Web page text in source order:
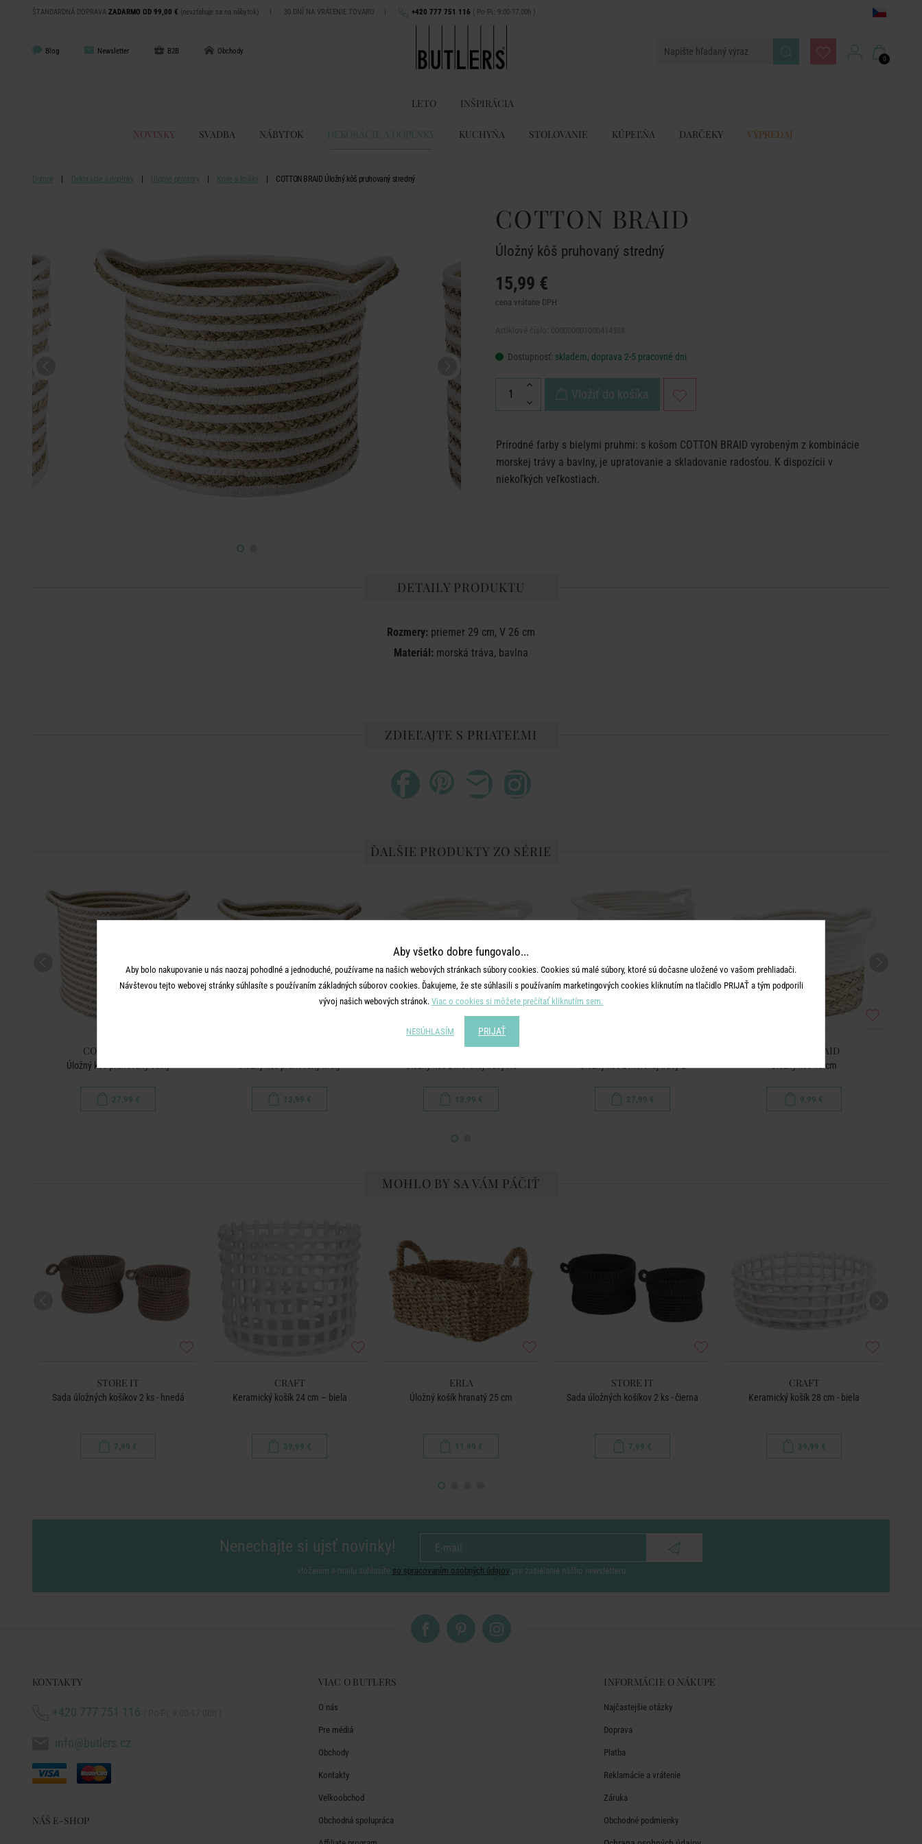
ŠTANDARDNÁ DOPRAVA ZADARMO OD 99,00 € (nevzťahuje sa na nábytok) | 30 DNÍ NA VRÁTENIE TOVARU | +420 777 751 116 ( Po-Pi: 9:00-17:00h )
Blog Newsletter B2B Obchody
0
LETO INŠPIRÁCIA
NOVINKY SVADBA NÁBYTOK DEKORÁCIE A DOPLNKY KUCHYŇA STOLOVANIE KÚPEĽŇA DARČEKY VÝPREDAJ
Domov Dekorácie a doplnky Úložné prostory Koše a košíky COTTON BRAID Úložný kôš pruhovaný stredný
COTTON BRAID
Úložný kôš pruhovaný stredný
15,99 €
cena vrátane DPH
Dostupnosť: skladem, doprava 2-5 pracovné dni
Vložiť do košíka
Prírodné farby s bielymi pruhmi: s košom COTTON BRAID vyrobeným z kombinácie
morskej trávy a bavlny, je upratovanie a skladovanie radosťou. K dispozícii v
niekoľkých veľkostiach.
DETAILY PRODUKTU
Rozmery: priemer 29 cm, V 26 cm
Materiál: morská tráva, bavlna
ZDIEĽAJTE S PRIATEĽMI
ĎALŠIE PRODUKTY ZO SÉRIE
COTTON BRAID
Úložný kôš pruhovaný velký
27,99 €
Úložný kôš pruhovaný malý
13,99 €
COTTON BRAID
Úložný kôš z morskej trávy XS
13,99 €
Úložný kôš z morskej trávy L
27,99 €
COTTON BRAID
Úložný kôš 18 cm
9,99 €
MOHLO BY SA VÁM PÁČIŤ
STORE IT
Sada úložných košíkov 2 ks - hnedá
7,99 €
CRAFT
Keramický košík 24 cm – biela
39,99 €
ERLA
Úložný košík hranatý 25 cm
11,99 €
STORE IT
Sada úložných košíkov 2 ks - čierna
7,99 €
CRAFT
Keramický košík 28 cm - biela
39,99 €
Nenechajte si ujsť novinky!
vložením e-mailu súhlasíte so spracovaním osobných údajov pre zasielanie nášho newsletteru
KONTAKTY
+420 777 751 116
info@butlers.cz
NÁŠ E-SHOP
VIAC O BUTLERS
O nás
Pre médiá
Obchody
Kontakty
Velkoobchod
Obchodná spolupráca
INFORMÁCIE O NÁKUPE
Najčastejšie otázky
Doprava
Platba
Reklamácie a vrátenie
Záruka
Obchodné podmienky
Aby všetko dobre fungovalo...
Aby bolo nakupovanie u nás naozaj pohodlné a jednoduché, používame na našich webových stránkach súbory cookies. Cookies sú malé súbory, ktoré sú dočasne uložené vo vašom prehliadači.
Návštevou tejto webovej stránky súhlasíte s používaním základných súborov cookies. Ďakujeme, že ste súhlasili s používaním marketingových cookies kliknutím na tlačidlo PRIJAŤ a tým podporili
vývoj našich webových stránok. Viac o cookies si môžete prečítať kliknutím sem.
NESÚHLASÍM PRIJAŤ